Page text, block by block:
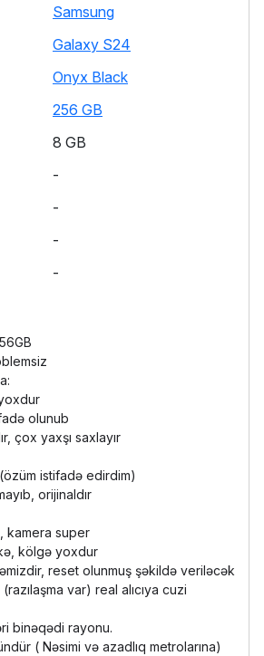
Samsung
Galaxy S24
Onyx Black
256 GB
8 GB
-
-
-
-
olunub
çox yaxşı saxlayır
istifadə edirdim)
orijinaldır
kamera super
kölgə yoxdur
reset olunmuş şəkildə veriləcək
var) real alıcıya cuzi
binəqədi rayonu.
( Nəsimi və azadlıq metrolarına)